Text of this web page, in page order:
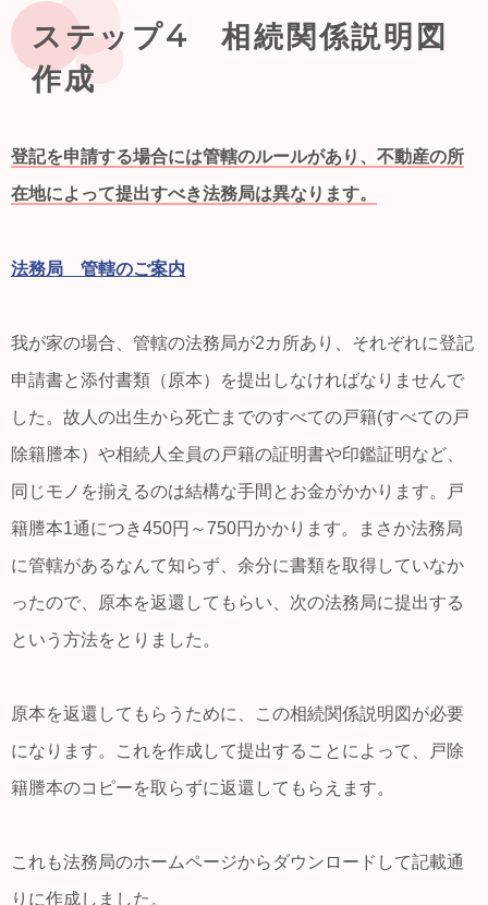
ステップ4 相続関係説明図
作成
登記を申請する場合には管轄のルールがあり、不動産の所
在地によって提出すべき法務局は異なります。
法務局 管轄のご案内
我が家の場合、管轄の法務局が2カ所あり、それぞれに登記
申請書と添付書類（原本）を提出しなければなりませんで
した。故人の出生から死亡までのすべての戸籍(すべての戸
除籍謄本）や相続人全員の戸籍の証明書や印鑑証明など、
同じモノを揃えるのは結構な手間とお金がかかります。戸
籍謄本1通につき450円～750円かかります。まさか法務局
に管轄があるなんて知らず、余分に書類を取得していなか
ったので、原本を返還してもらい、次の法務局に提出する
という方法をとりました。
原本を返還してもらうために、この相続関係説明図が必要
になります。これを作成して提出することによって、戸除
籍謄本のコピーを取らずに返還してもらえます。
これも法務局のホームページからダウンロードして記載通
りに作成しました。